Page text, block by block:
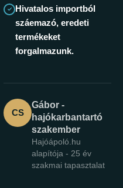
Hivatalos importból
száemazó, eredeti
termékeket
forgalmazunk.
CS
Gábor -
hajókarbantartó
szakember
Hajóápoló.hu
alapítója - 25 év
szakmai tapasztalat